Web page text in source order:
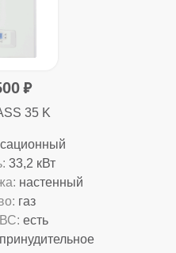
35 K
33,2 кВт
настенный
газ
есть
принудительное